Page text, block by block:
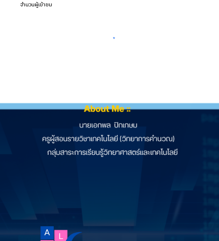
จำนวนผู้เข้าชม